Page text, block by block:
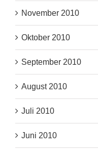
November 2010
Oktober 2010
September 2010
August 2010
Juli 2010
Juni 2010